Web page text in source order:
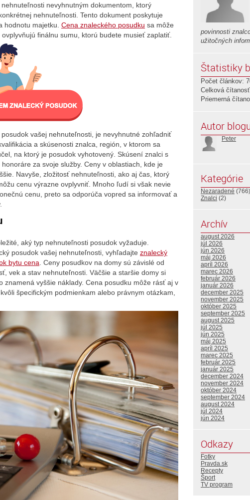
nevyhnutným dokumentom, ktorý
nehnuteľnosti. Tento dokument poskytuje
hodnotu majetku. Cena znaleckého posudku sa môže
finálnu sumu, ktorú budete musieť zaplatiť.
vašej nehnuteľnosti, je nevyhnutné zohľadniť
a skúsenosti znalca, región, v ktorom sa
na ktorý je posudok vyhotovený. Skúsení znalci s
za svoje služby. Ceny v oblastiach, kde je
Navyše, zložitosť nehnuteľnosti, ako aj čas, ktorý
cenu výrazne ovplyvniť. Mnoho ľudí si však nevie
cenu, preto sa odporúča vopred sa informovať a
aký typ nehnuteľnosti posudok vyžaduje.
posudok vašej nehnuteľnosti, vyhľadajte znalecký
bytu cena. Ceny posudkov na domy sú závislé od
vek a stav nehnuteľnosti. Väčšie a staršie domy si
znamená vyššie náklady. Cena posudku môže rásť aj v
špecifickým podmienkam alebo právnym otázkam,
povinnosti
užitočných
Štatistiky
Počet článkov:
Celková
Priemerná
Autor
Peter
Kategórie
Nezaradené (766)
Znalci (2)
Archív
august 2026
júl 2026
jún 2026
máj 2026
apríl 2026
marec 2026
február 2026
január 2026
december 2025
november 2025
október 2025
september 2025
august 2025
júl 2025
jún 2025
máj 2025
apríl 2025
marec 2025
február 2025
január 2025
december 2024
november 2024
október 2024
september 2024
august 2024
júl 2024
jún 2024
Odkazy
Fotky
Pravda.sk
Recepty
Šport
TV program